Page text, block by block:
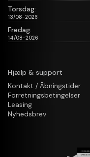
Torsdag:
13/08-2026
Fredag:
14/08-2026
Hjælp & support
Kontakt / Åbningstider
Forretningsbetingelser
Leasing
Nyhedsbrev